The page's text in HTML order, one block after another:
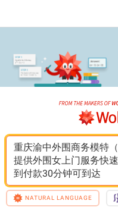
重庆渝中外围商务模特
提供外围女上门服务快
到付款30分钟可到达
NATURAL LANGUAGE